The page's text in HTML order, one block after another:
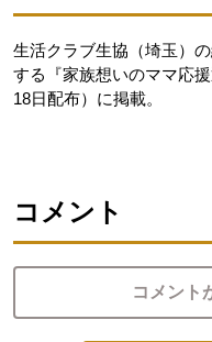
生活クラブ生協（埼玉）
する『家族想いのママ応
18日配布）に掲載。
コメント
コメント